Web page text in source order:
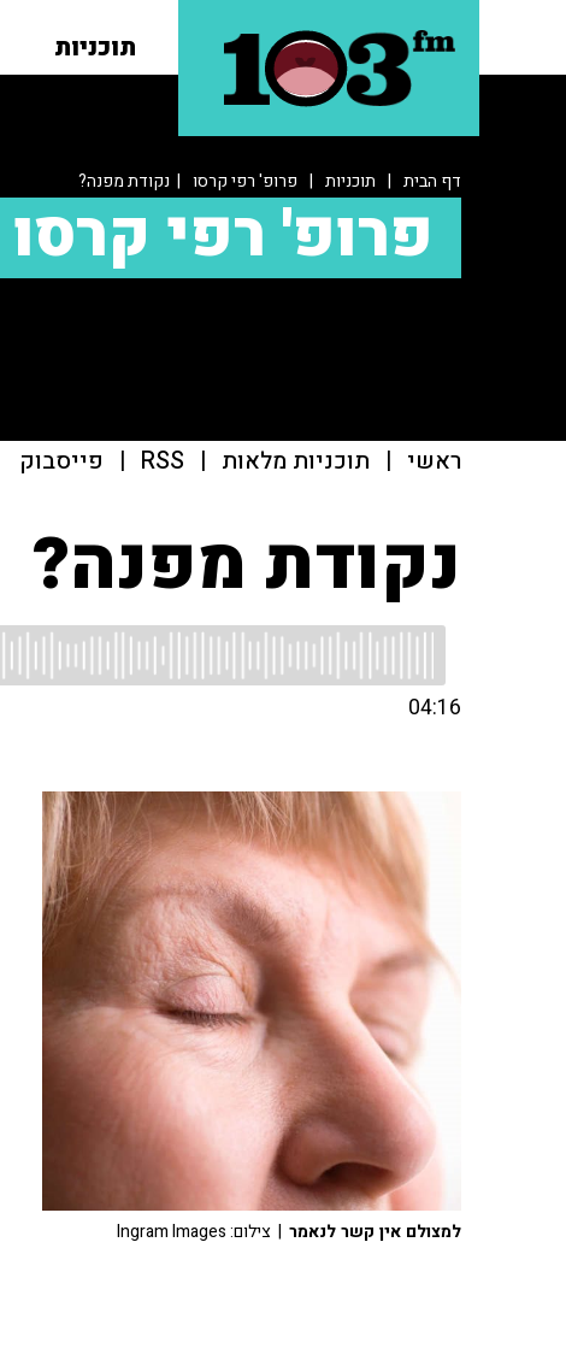
תוכניות
דף הבית | תוכניות | פרופ' רפי קרסו | נקודת מפנה?
פרופ' רפי קרסו
ראשי | תוכניות מלאות |
RSS
| פייסבוק
נקודת מפנה?
04:16
למצולם אין קשר לנאמר | צילום: Ingram Images